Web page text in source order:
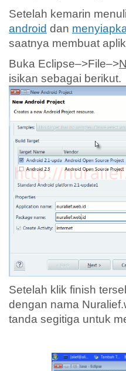
Setelah kemarin
android dan
saatnya membuat
Buka Eclipse–>File–>N
isikan sebagai berikut.
Setelah klik finish
dengan nama
tanda segitiga untuk